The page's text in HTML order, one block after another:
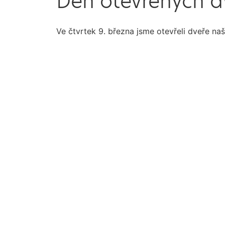
Ve čtvrtek 9. března jsme otevřeli dveře